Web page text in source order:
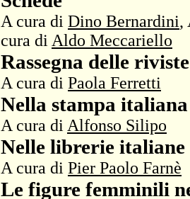
A cura di Dino Bernardini,
cura di Aldo Meccariello
Rassegna delle
A cura di Paola Ferretti
Nella stampa italiana
A cura di Alfonso Silipo
Nelle librerie italiane
A cura di Pier Paolo Farnè
Le figure femminili